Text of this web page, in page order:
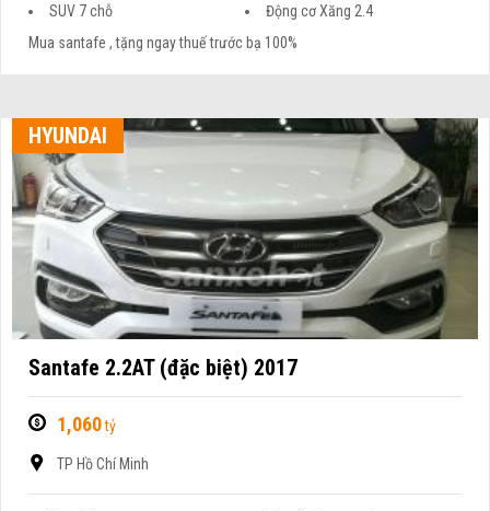
SUV 7 chỗ
Động cơ Xăng 2.4
Mua santafe , tặng ngay thuế trước bạ 100%
HYUNDAI
Santafe 2.2AT (đặc biệt) 2017
1,060tỷ
TP Hồ Chí Minh